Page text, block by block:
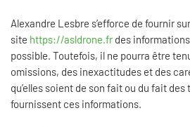
Alexandre Lesbre s’efforce de fournir
site https://asldrone.fr des
possible. Toutefois, il ne pourra être
omissions, des inexactitudes et des
qu’elles soient de son fait ou du fait
fournissent ces informations.